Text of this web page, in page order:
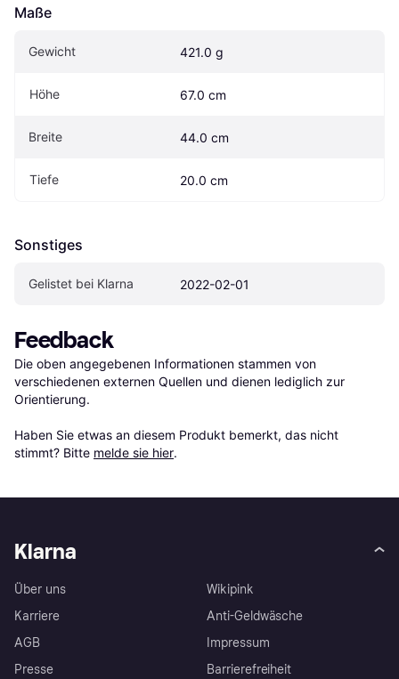
Maße
Gewicht 421.0 g
Höhe 67.0 cm
Breite 44.0 cm
Tiefe 20.0 cm
Sonstiges
Gelistet bei Klarna 2022-02-01
Feedback
Die oben angegebenen Informationen stammen von
verschiedenen externen Quellen und dienen lediglich zur
Orientierung.
Haben Sie etwas an diesem Produkt bemerkt, das nicht
stimmt? Bitte melde sie hier.
Klarna
Über uns
Karriere
AGB
Presse
Wikipink
Anti-Geldwäsche
Impressum
Barrierefreiheit